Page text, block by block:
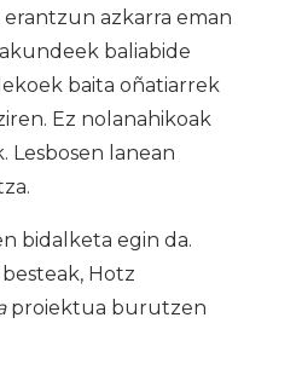
azkarra eman
baliabide
baita oñatiarrek
Ez nolanahikoak
Lesbosen lanean
bidalketa egin da.
Hotz
proiektua burutzen